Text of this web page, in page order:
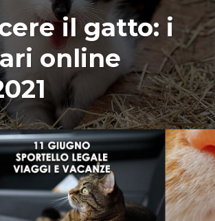
il gatto: i
online